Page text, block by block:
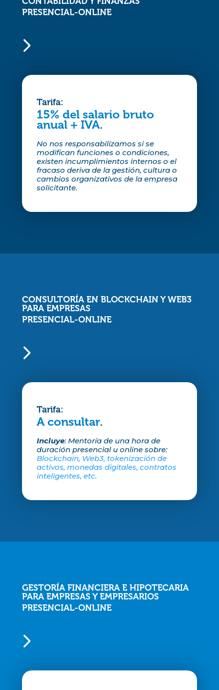
PRESENCIAL-ONLINE
5
Tarifa:
15% del salario bruto
anual + IVA.
No nos responsabilizamos si se
modifican funciones o condiciones,
existen incumplimientos internos o el
fracaso deriva de la gestión, cultura o
cambios organizativos de la empresa
solicitante.
CONSULTORÍA EN BLOCKCHAIN Y WEB3
PARA EMPRESAS
PRESENCIAL-ONLINE
5
Tarifa:
A consultar.
Incluye: Mentoría de una hora de
duración presencial u online sobre:
Blockchain, Web3, tokenización de
activos, monedas digitales, contratos
inteligentes, etc.
GESTORÍA FINANCIERA E HIPOTECARIA
PARA EMPRESAS Y EMPRESARIOS
PRESENCIAL-ONLINE
5